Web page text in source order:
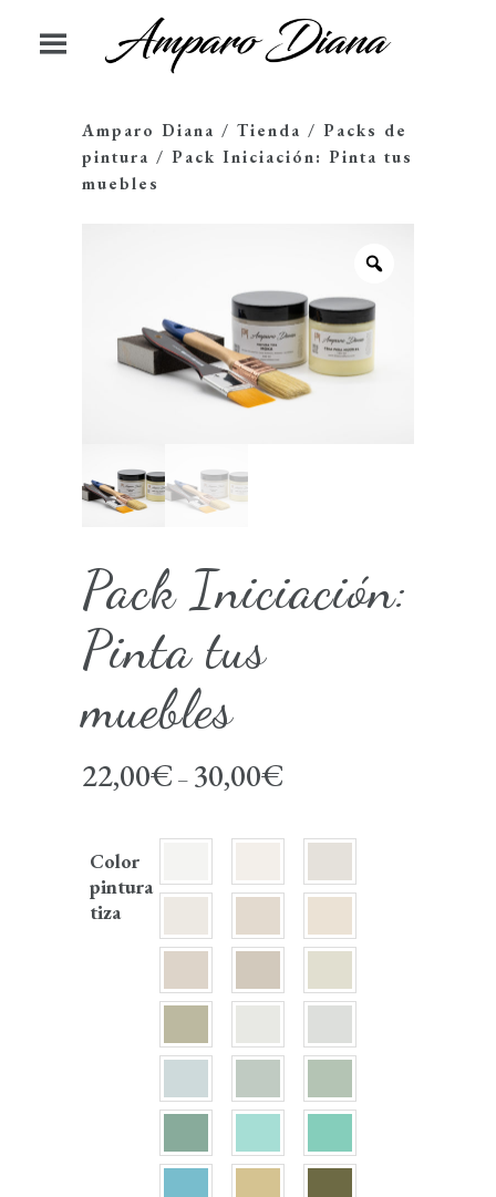
Amparo Diana / Tienda / Packs de
pintura / Pack Iniciación: Pinta tus
muebles
Pack Iniciación:
Pinta tus
muebles
22,00€ – 30,00€
Color
pintura
tiza